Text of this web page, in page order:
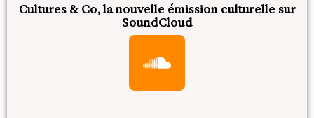
Cultures & Co, la nouvelle émission culturelle sur
SoundCloud